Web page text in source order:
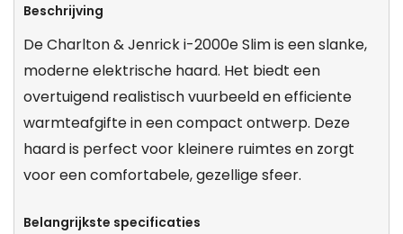
Beschrijving
De Charlton & Jenrick i-2000e Slim is een slanke,
moderne elektrische haard. Het biedt een
overtuigend realistisch vuurbeeld en efficiente
warmteafgifte in een compact ontwerp. Deze
haard is perfect voor kleinere ruimtes en zorgt
voor een comfortabele, gezellige sfeer.
Belangrijkste specificaties